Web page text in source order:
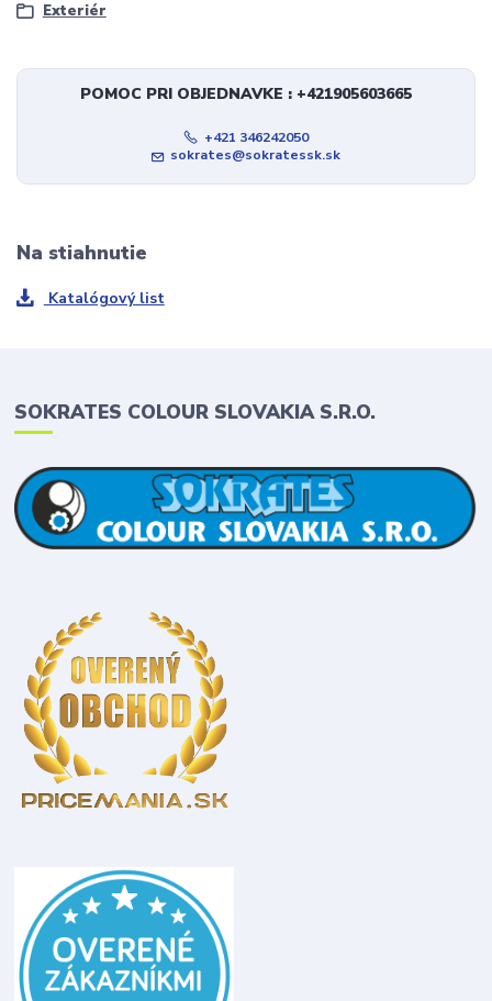
Exteriér
POMOC PRI OBJEDNAVKE : +421905603665
+421 346242050
sokrates@sokratessk.sk
Na stiahnutie
Katalógový list
SOKRATES COLOUR SLOVAKIA S.R.O.